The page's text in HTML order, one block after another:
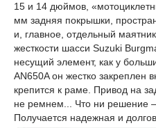
15 и 14 дюймов,
мм задняя покрышки,
и, главное, отдельный
жесткости шасси Suzuki
несущий элемент, как у
AN650A он жестко закреплен
крепится к раме. Привод на
не ремнем... Что ни решение –
Получается надежная и